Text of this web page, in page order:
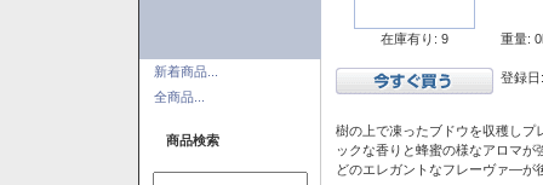
新着商品...
全商品...
商品検索
在庫有り: 9 重量:
登録
樹の上で凍ったブドウを収穫しプ
ックな香りと蜂蜜の様なアロマ
どのエレガントなフレーヴァ―が